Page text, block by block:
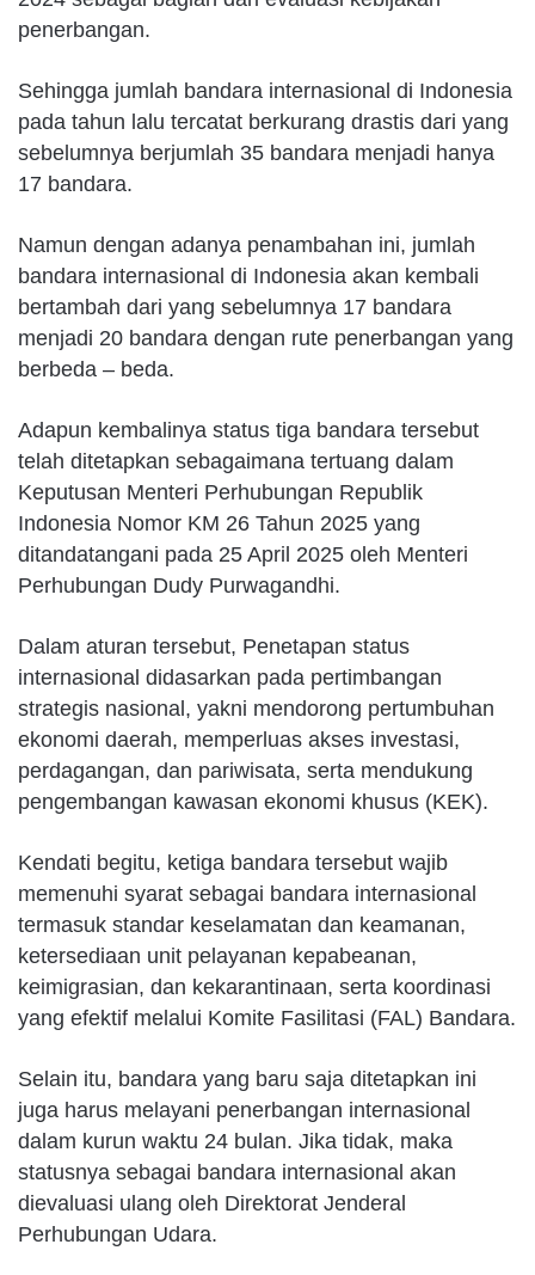
penerbangan.
Sehingga jumlah bandara internasional di Indonesia
pada tahun lalu tercatat berkurang drastis dari yang
sebelumnya berjumlah 35 bandara menjadi hanya
17 bandara.
Namun dengan adanya penambahan ini, jumlah
bandara internasional di Indonesia akan kembali
bertambah dari yang sebelumnya 17 bandara
menjadi 20 bandara dengan rute penerbangan yang
berbeda – beda.
Adapun kembalinya status tiga bandara tersebut
telah ditetapkan sebagaimana tertuang dalam
Keputusan Menteri Perhubungan Republik
Indonesia Nomor KM 26 Tahun 2025 yang
ditandatangani pada 25 April 2025 oleh Menteri
Perhubungan Dudy Purwagandhi.
Dalam aturan tersebut, Penetapan status
internasional didasarkan pada pertimbangan
strategis nasional, yakni mendorong pertumbuhan
ekonomi daerah, memperluas akses investasi,
perdagangan, dan pariwisata, serta mendukung
pengembangan kawasan ekonomi khusus (KEK).
Kendati begitu, ketiga bandara tersebut wajib
memenuhi syarat sebagai bandara internasional
termasuk standar keselamatan dan keamanan,
ketersediaan unit pelayanan kepabeanan,
keimigrasian, dan kekarantinaan, serta koordinasi
yang efektif melalui Komite Fasilitasi (FAL) Bandara.
Selain itu, bandara yang baru saja ditetapkan ini
juga harus melayani penerbangan internasional
dalam kurun waktu 24 bulan. Jika tidak, maka
statusnya sebagai bandara internasional akan
dievaluasi ulang oleh Direktorat Jenderal
Perhubungan Udara.